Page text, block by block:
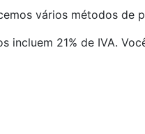
vários métodos
incluem 21% de IVA.